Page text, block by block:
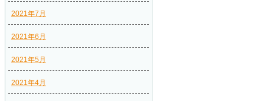
2021年7月
2021年6月
2021年5月
2021年4月